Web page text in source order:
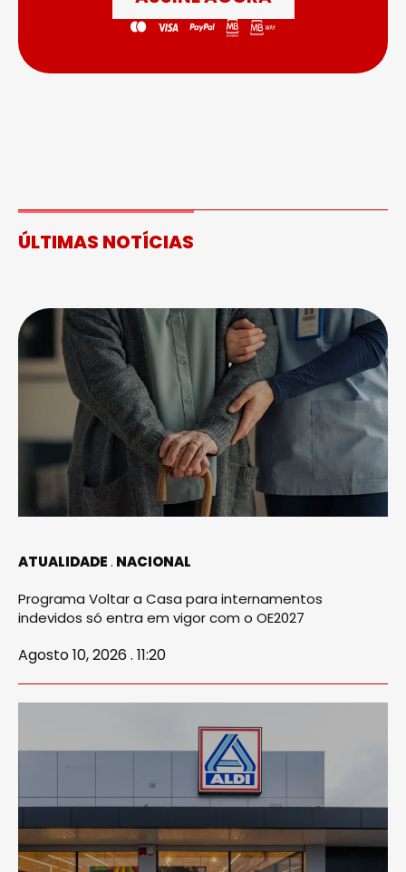
ÚLTIMAS NOTÍCIAS
ATUALIDADE NACIONAL
Programa Voltar a Casa para internamentos
indevidos só entra em vigor com o OE2027
Agosto 10, 2026 . 11:20